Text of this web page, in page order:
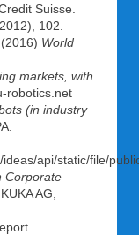
Suisse.
102.
World
markets, with
robotics.net
(in industry
api/static/file/
Corporate
. KUKA AG,